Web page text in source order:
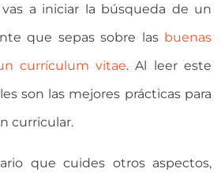
a iniciar la búsqueda de un
que sepas sobre las buenas
currículum vitae. Al leer este
son las mejores prácticas para
curricular.
que cuides otros aspectos,